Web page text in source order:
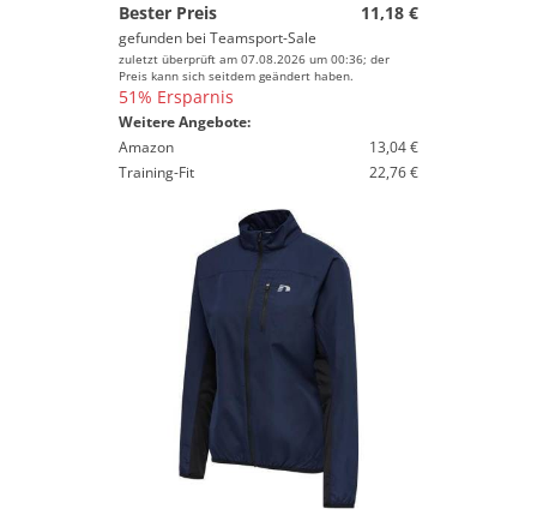
Bester Preis
11,18 €
gefunden bei Teamsport-Sale
zuletzt überprüft am 07.08.2026 um 00:36; der
Preis kann sich seitdem geändert haben.
51% Ersparnis
Weitere Angebote:
Amazon
13,04 €
Training-Fit
22,76 €